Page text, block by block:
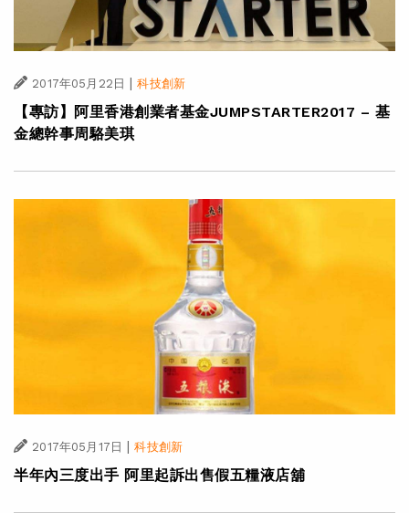
2017年05月22日 科技創新
【專訪】阿里香港創業者基金JUMPSTARTER2017 – 基
金總幹事周駱美琪
2017年05月17日 | 科技創新
半年內三度出手 阿里起訴出售假五糧液店舖